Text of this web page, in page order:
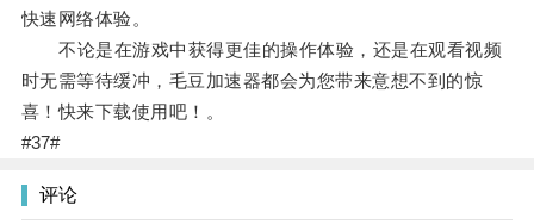
快速网络体验。
不论是在游戏中获得更佳的操作体验，还是在观看视频
时无需等待缓冲，毛豆加速器都会为您带来意想不到的惊
喜！快来下载使用吧！。
#37#
评论